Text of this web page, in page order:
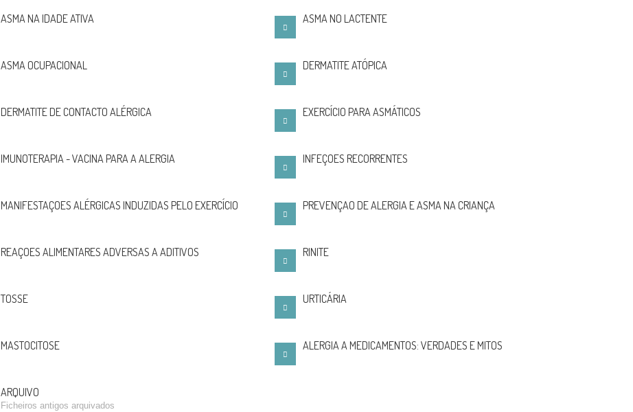
ASMA NA IDADE ATIVA ASMA NO LACTENTE
ASMA OCUPACIONAL DERMATITE ATÓPICA
DERMATITE DE CONTACTO ALÉRGICA EXERCÍCIO PARA ASMÁTICOS
IMUNOTERAPIA - VACINA PARA A ALERGIA INFEÇOES RECORRENTES
MANIFESTAÇOES ALÉRGICAS INDUZIDAS PELO EXERCÍCIO PREVENÇAO DE ALERGIA E ASMA NA CRIANÇA
REAÇOES ALIMENTARES ADVERSAS A ADITIVOS RINITE
TOSSE URTICÁRIA
MASTOCITOSE ALERGIA A MEDICAMENTOS: VERDADES E MITOS
ARQUIVO
Ficheiros antigos arquivados